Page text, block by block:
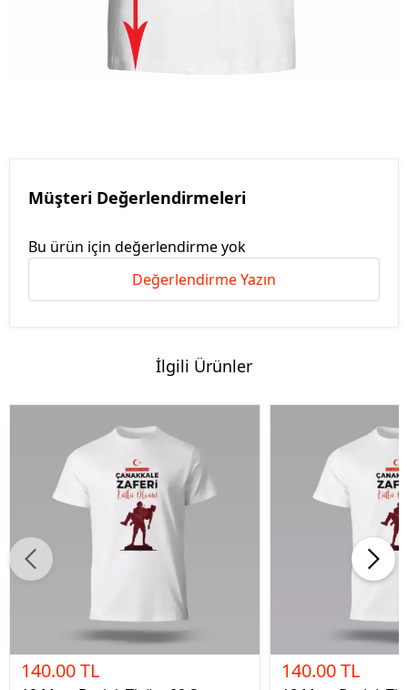
Müşteri Değerlendirmeleri
Bu ürün için değerlendirme yok
Değerlendirme Yazın
İlgili Ürünler
140.00 TL 140.00 TL